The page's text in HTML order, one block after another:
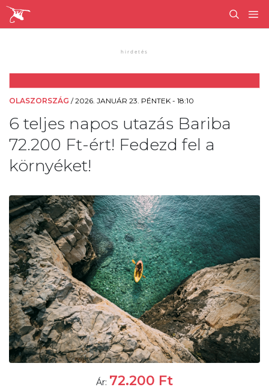
OLASZORSZÁG /2026. JANUÁR 23. PÉNTEK - 18:10
6 teljes napos utazás Bariba
72.200 Ft-ért! Fedezd fel a
környéket!
Ár: 72.200 Ft